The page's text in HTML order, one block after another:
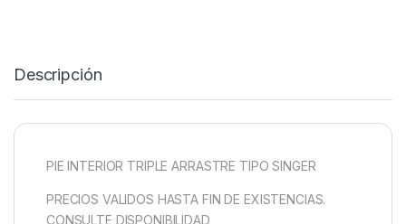
Descripción
PIE INTERIOR TRIPLE ARRASTRE TIPO SINGER
PRECIOS VALIDOS HASTA FIN DE EXISTENCIAS.
CONSULTE DISPONIBILIDAD